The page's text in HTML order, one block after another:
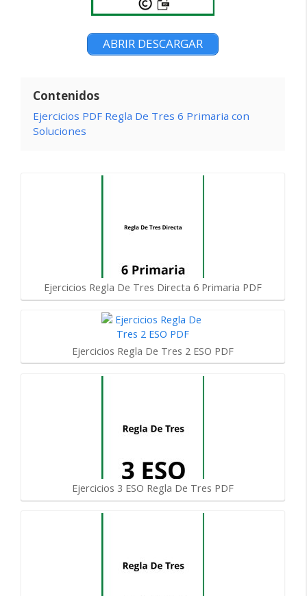
ABRIR DESCARGAR
Contenidos
Ejercicios PDF Regla De Tres 6 Primaria con
Soluciones
Ejercicios Regla De Tres Directa 6 Primaria PDF
Ejercicios Regla De Tres 2 ESO PDF
Ejercicios 3 ESO Regla De Tres PDF